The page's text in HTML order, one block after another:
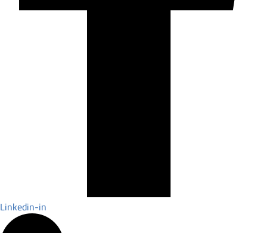
Linkedin-in